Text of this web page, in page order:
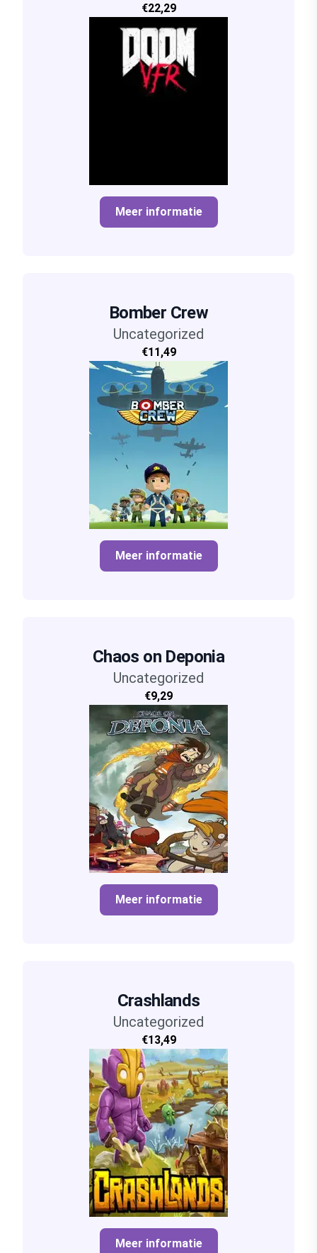
€22,29
Meer informatie
Bomber Crew
Uncategorized
€11,49
Meer informatie
Chaos on Deponia
Uncategorized
€9,29
Meer informatie
Crashlands
Uncategorized
€13,49
Meer informatie